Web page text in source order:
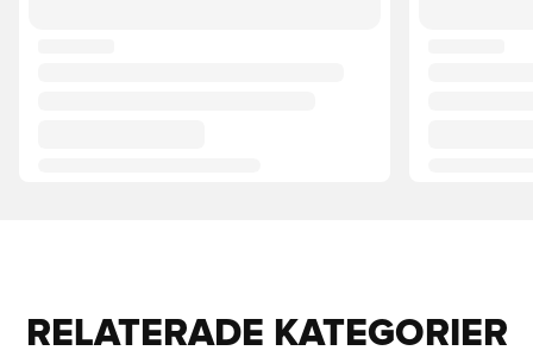
RELATERADE KATEGORIER